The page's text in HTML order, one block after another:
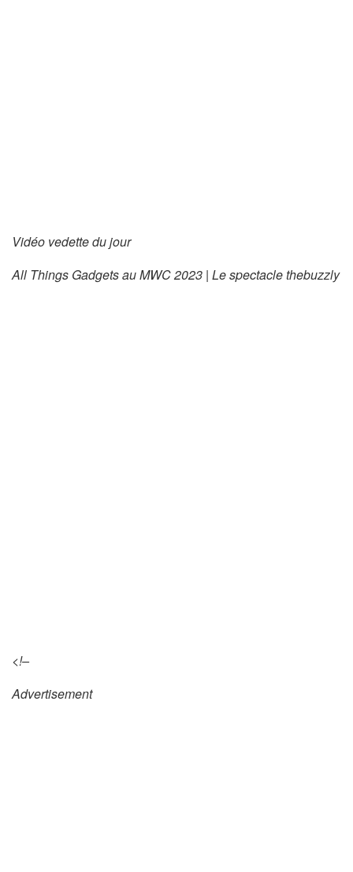
Vidéo vedette du jour
All Things Gadgets au MWC 2023 | Le spectacle thebuzzly
<!–
Advertisement